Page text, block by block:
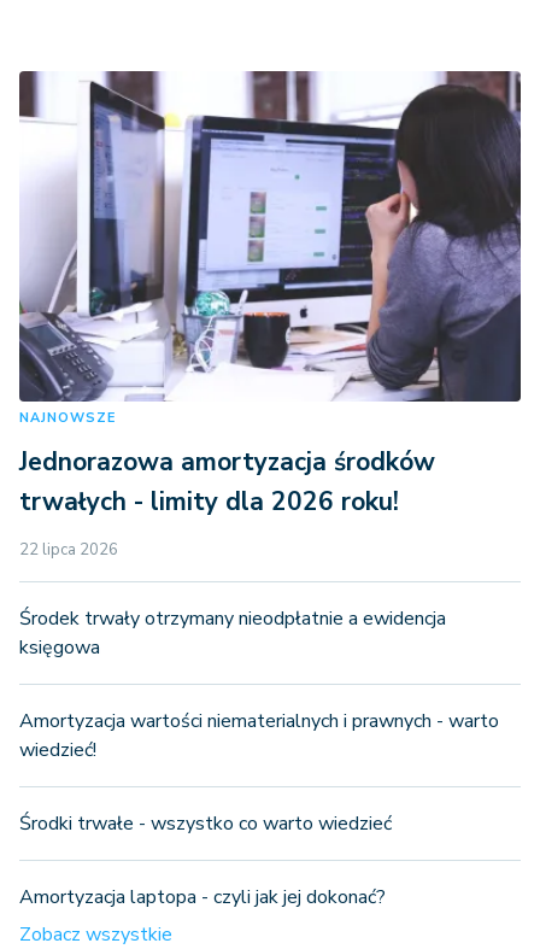
NAJNOWSZE
Jednorazowa amortyzacja środków
trwałych - limity dla 2026 roku!
22 lipca 2026
Środek trwały otrzymany nieodpłatnie a ewidencja
księgowa
Amortyzacja wartości niematerialnych i prawnych - warto
wiedzieć!
Środki trwałe - wszystko co warto wiedzieć
Amortyzacja laptopa - czyli jak jej dokonać?
Zobacz wszystkie